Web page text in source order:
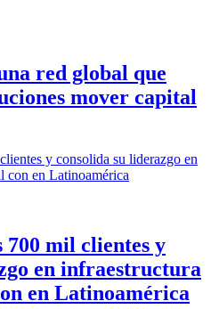
red global que
mover capital
700 mil clientes y
en infraestructura
en Latinoamérica